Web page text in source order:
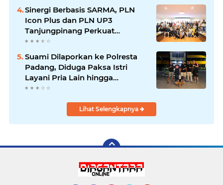
Sinergi Berbasis SARMA, PLN
Icon Plus dan PLN UP3
Tanjungpinang Perkuat
Kolaborasi Strategis
Suami Dilaporkan ke Polresta
Padang, Diduga Paksa Istri
Layani Pria Lain hingga
Berulang Kali
Lihat Selengkapnya